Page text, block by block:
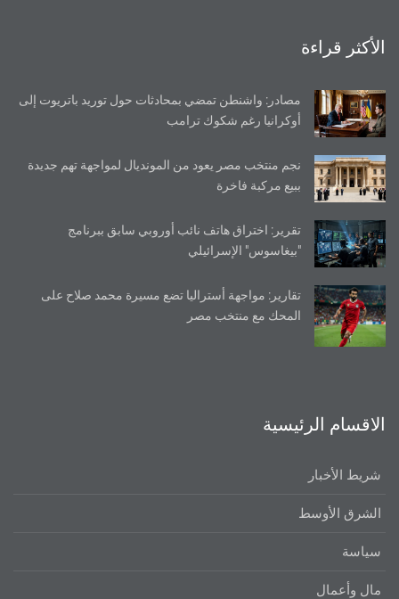
الأكثر قراءة
مصادر: واشنطن تمضي بمحادثات حول توريد باتريوت إلى
أوكرانيا رغم شكوك ترامب
نجم منتخب مصر يعود من المونديال لمواجهة تهم جديدة
ببيع مركبة فاخرة
تقرير: اختراق هاتف نائب أوروبي سابق ببرنامج
"بيغاسوس" الإسرائيلي
تقارير: مواجهة أستراليا تضع مسيرة محمد صلاح على
المحك مع منتخب مصر
الاقسام الرئيسية
شريط الأخبار
الشرق الأوسط
سياسة
مال وأعمال